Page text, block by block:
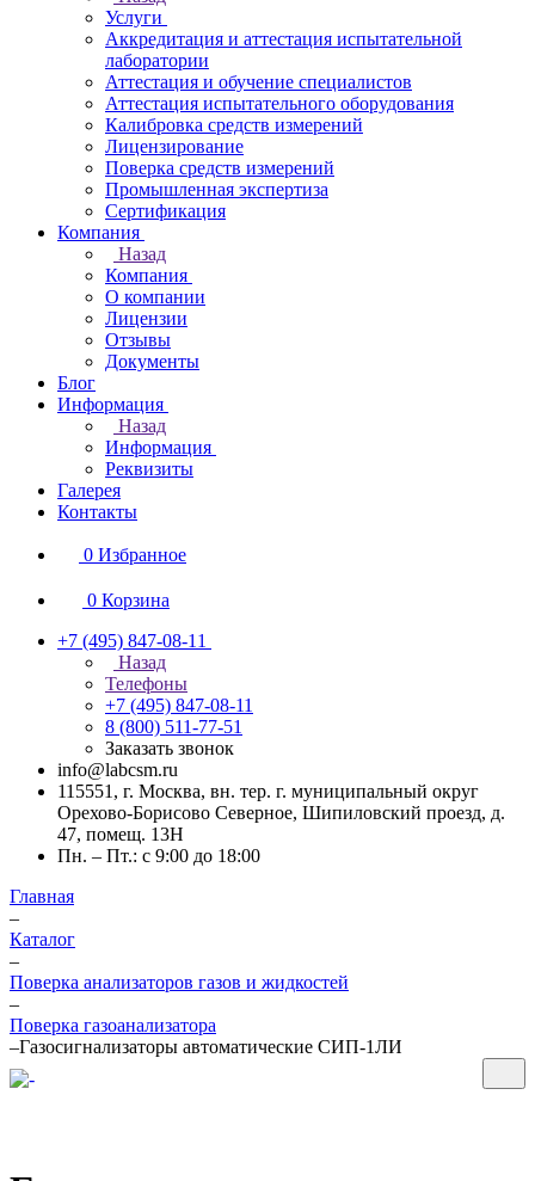
Услуги
Аккредитация и аттестация испытательной
лаборатории
Аттестация и обучение специалистов
Аттестация испытательного оборудования
Калибровка средств измерений
Лицензирование
Поверка средств измерений
Промышленная экспертиза
Сертификация
Компания
Назад
Компания
О компании
Лицензии
Отзывы
Документы
Блог
Информация
Назад
Информация
Реквизиты
Галерея
Контакты
0 Избранное
0 Корзина
+7 (495) 847-08-11
Назад
Телефоны
+7 (495) 847-08-11
8 (800) 511-77-51
Заказать звонок
info@labcsm.ru
115551, г. Москва, вн. тер. г. муниципальный округ
Орехово-Борисово Северное, Шипиловский проезд, д.
47, помещ. 13Н
Пн. – Пт.: с 9:00 до 18:00
Главная
–
Каталог
–
Поверка анализаторов газов и жидкостей
–
Поверка газоанализатора
–Газосигнализаторы автоматические СИП-1ЛИ